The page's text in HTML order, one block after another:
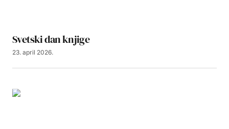
Svetski dan knjige
23. april 2026.